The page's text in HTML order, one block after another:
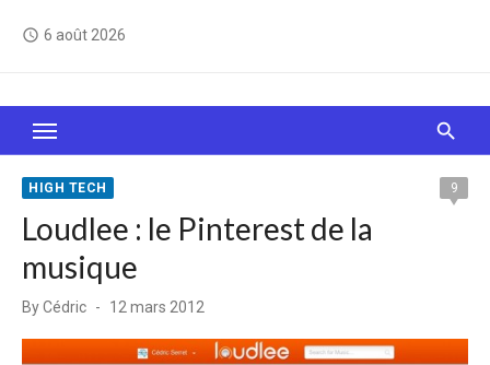
access_time 6 août 2026
Le Web, c'est comme une boîte de chocolats… On
sait jamais sur quoi on va tomber !
HIGH TECH 9
Loudlee : le Pinterest de la
musique
ByCédric
Posted
12 mars 2012